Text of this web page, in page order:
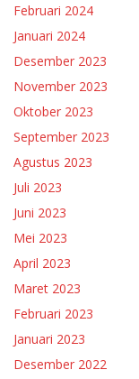
Februari 2024
Januari 2024
Desember 2023
November 2023
Oktober 2023
September 2023
Agustus 2023
Juli 2023
Juni 2023
Mei 2023
April 2023
Maret 2023
Februari 2023
Januari 2023
Desember 2022